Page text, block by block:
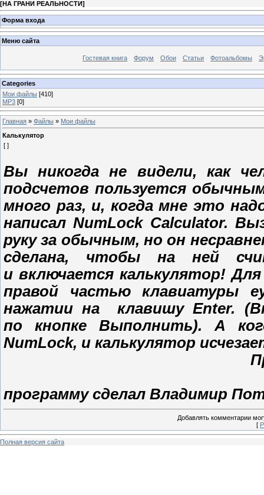
[НА ГРАНИ РЕАЛЬНОСТИ]
Форма входа
Меню сайта
Гостевая книга Форум Обои Статьи Фотоальбомы
Categories
Мои файлы [410]
MP3 [0]
Главная » Файлы » Мои файлы
Калькулятор
[ ]
Вы никогда не видели, как
подсчетов пользуется
много раз, и, когда мне это
написал NumLock Calculator.
руку за обычным, но он
сделана, чтобы на ней
и включается калькулятор!
правой частью клавиатуры
нажатии на клавишу Enter.
по кнопке Выполнить). А
NumLock, и калькулятор
программу сделал Владимир
Добавлять комментарии
[
Полная версия сайта